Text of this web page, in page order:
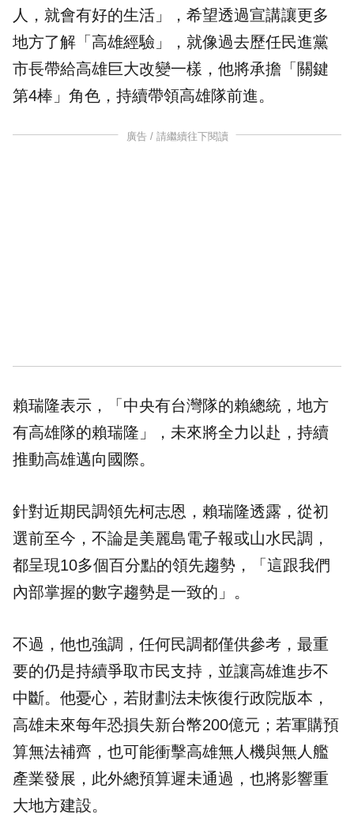
人，就會有好的生活」，希望透過宣講讓更多
地方了解「高雄經驗」，就像過去歷任民進黨
市長帶給高雄巨大改變一樣，他將承擔「關鍵
第4棒」角色，持續帶領高雄隊前進。
廣告 / 請繼續往下閱讀
賴瑞隆表示，「中央有台灣隊的賴總統，地方
有高雄隊的賴瑞隆」，未來將全力以赴，持續
推動高雄邁向國際。
針對近期民調領先柯志恩，賴瑞隆透露，從初
選前至今，不論是美麗島電子報或山水民調，
都呈現10多個百分點的領先趨勢，「這跟我們
內部掌握的數字趨勢是一致的」。
不過，他也強調，任何民調都僅供參考，最重
要的仍是持續爭取市民支持，並讓高雄進步不
中斷。他憂心，若財劃法未恢復行政院版本，
高雄未來每年恐損失新台幣200億元；若軍購預
算無法補齊，也可能衝擊高雄無人機與無人艦
產業發展，此外總預算遲未通過，也將影響重
大地方建設。